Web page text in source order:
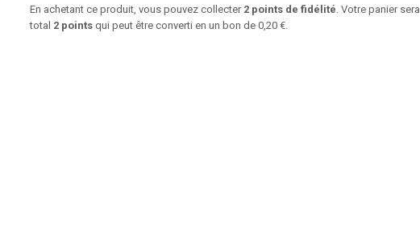
En achetant ce produit, vous pouvez collecter 2 points de fidélité . Votre panier sera
total 2 points qui peut être converti en un bon de0,20 €